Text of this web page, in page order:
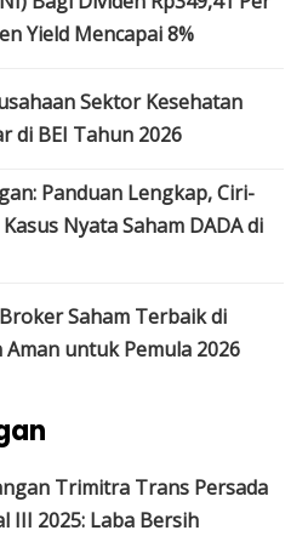
Yield Mencapai 8%
Sektor Kesehatan
di BEI Tahun 2026
Panduan Lengkap, Ciri-
Nyata Saham DADA di
Saham Terbaik di
Aman untuk Pemula 2026
Trimitra Trans Persada
III 2025: Laba Bersih